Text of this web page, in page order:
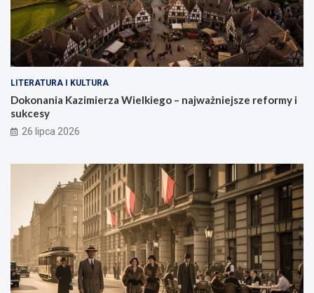
LITERATURA I KULTURA
Dokonania Kazimierza Wielkiego – najważniejsze reformy i
sukcesy
26 lipca 2026